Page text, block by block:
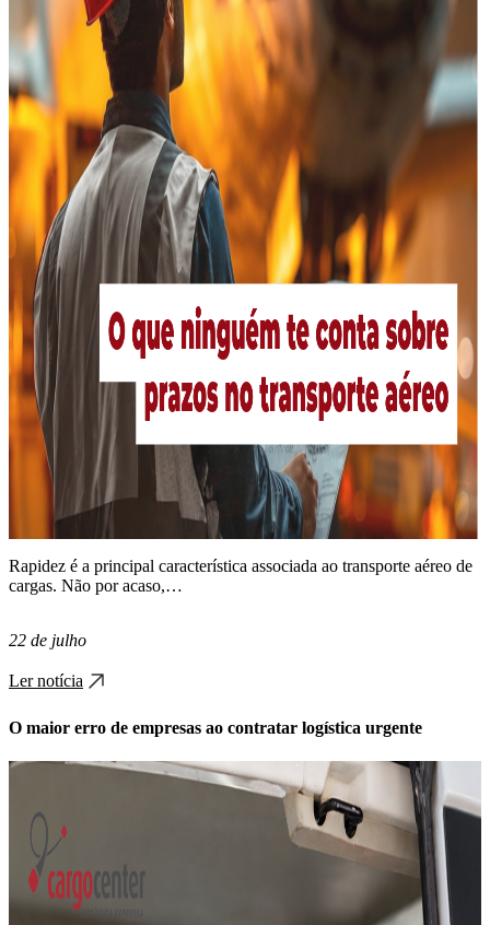
Rapidez é a principal característica associada ao transporte aéreo de
cargas. Não por acaso,…
22 de julho
Ler notícia
O maior erro de empresas ao contratar logística urgente